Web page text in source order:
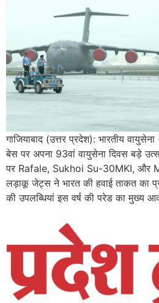
गाजियाबाद (उत्तर प्रदेश): भारतीय
बेस पर अपना 93वां वायुसेना दिवस बड़े
पर Rafale, Sukhoi Su-30MKI, और
लड़ाकू जेट्स ने भारत की हवाई ताकत का
की उपलब्धियां इस वर्ष की परेड का मुख्य